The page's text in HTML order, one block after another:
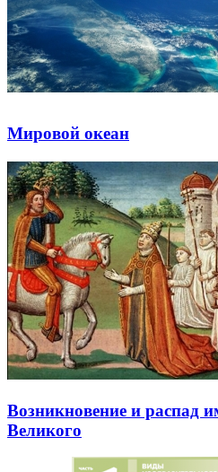
Мировой океан
Возникновение и распад
Великого